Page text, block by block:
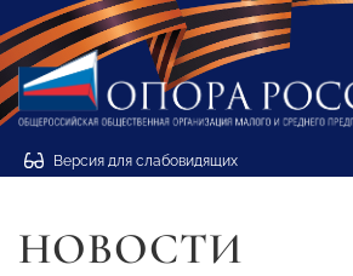
Версия для слабовидящих
НОВОСТИ